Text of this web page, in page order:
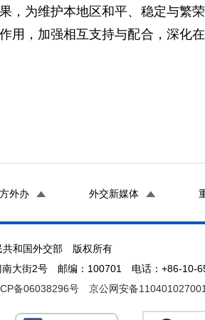
为维护本地区和平、稳定与繁
用，加强相互支持与配合，深化
外办 外交新媒体
共和国外交部 版权所有
大街2号 邮编：100701 电话：+86-10-
备06038296号 京公网安备